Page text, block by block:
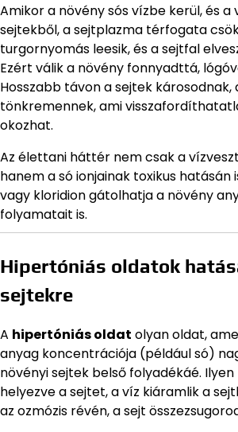
Amikor a növény sós vízbe kerül, és a
sejtekből, a sejtplazma térfogata
turgornyomás leesik, és a sejtfal
Ezért válik a növény fonnyadttá,
Hosszabb távon a sejtek
tönkremennek, ami
okozhat.
Az élettani háttér nem csak a
hanem a só ionjainak toxikus hatásán
vagy kloridion gátolhatja a növény
folyamatait is.
Hipertóniás oldatok
sejtekre
A hipertóniás oldat olyan oldat,
anyag koncentrációja (például só)
növényi sejtek belső folyadékáé.
helyezve a sejtet, a víz kiáramlik a
az ozmózis révén, a sejt